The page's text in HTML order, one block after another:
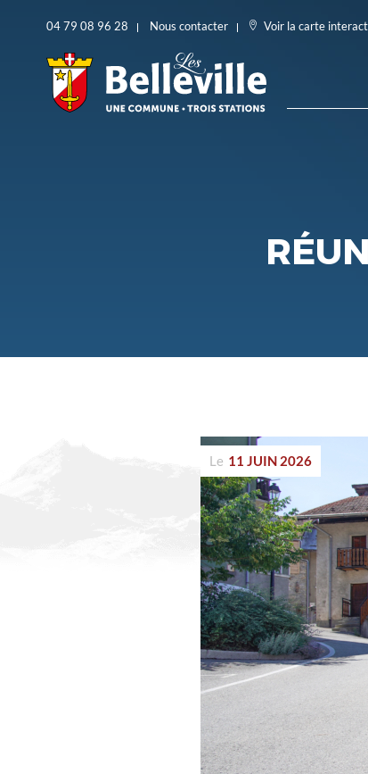
04 79 08 96 28 Nous contacter Voir la carte
Le 11 JUIN 2026